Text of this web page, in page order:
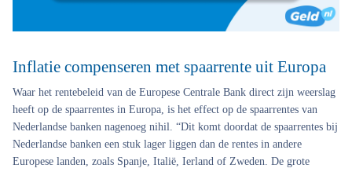
Inflatie compenseren met spaarrente uit Europa
Waar het rentebeleid van de Europese Centrale Bank direct zijn weerslag
heeft op de spaarrentes in Europa, is het effect op de spaarrentes van
Nederlandse banken nagenoeg nihil. “Dit komt doordat de spaarrentes bij
Nederlandse banken een stuk lager liggen dan de rentes in andere
Europese landen, zoals Spanje, Italië, Ierland of Zweden. De grote